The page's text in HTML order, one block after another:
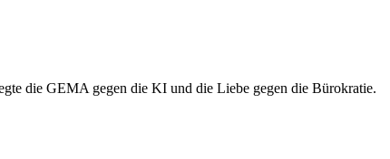
die GEMA gegen die KI und die Liebe gegen die Bürokratie.